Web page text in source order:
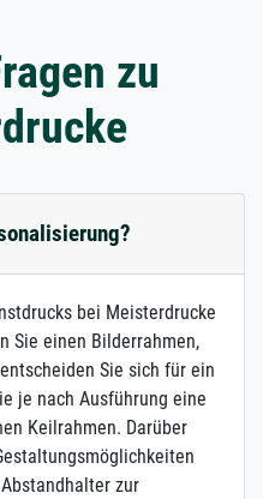
zu
bei Meisterdrucke
Sie einen Bilderrahmen,
Sie sich für ein
je nach Ausführung eine
Keilrahmen. Darüber
zur